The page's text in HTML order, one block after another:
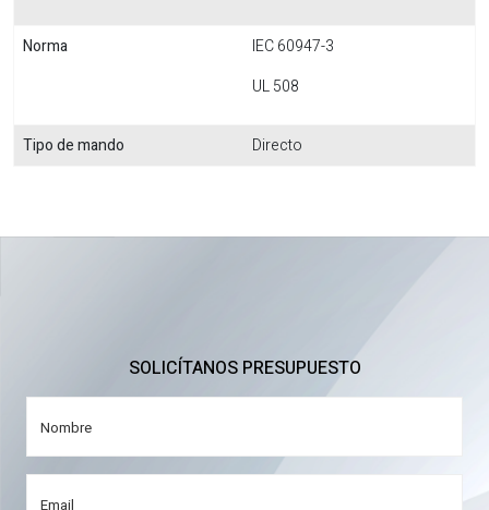
Norma
IEC 60947-3
UL 508
Tipo de mando Directo
SOLICÍTANOS PRESUPUESTO